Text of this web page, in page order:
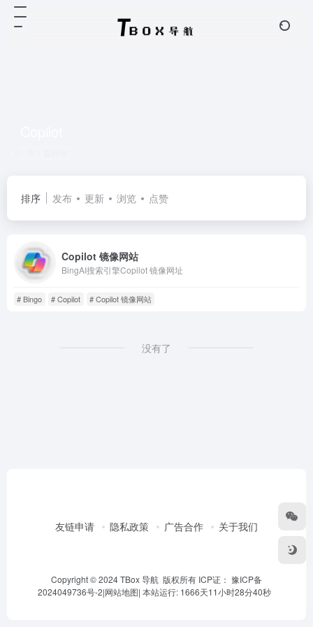
排序 发布 更新 浏览 点赞
Copilot 镜像网站
BingAI搜索引擎Copilot 镜像网址
# Bingo # Copilot # Copilot 镜像网站
没有了
友链申请 隐私政策 广告合作 关于我们
Copyright © 2024 TBox 导航 版权所有 ICP证： 豫ICP备
2024049736号-2|网站地图| 本站运行: 1666天11小时28分40秒